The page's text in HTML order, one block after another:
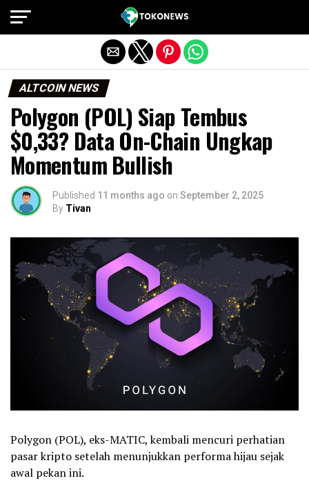
ALTCOIN NEWS
Polygon (POL) Siap Tembus
$0,33? Data On-Chain Ungkap
Momentum Bullish
Published 11 months ago on September 2, 2025
By Tivan
Polygon (POL), eks-MATIC, kembali mencuri perhatian
pasar kripto setelah menunjukkan performa hijau sejak
awal pekan ini.
Exit mobile version